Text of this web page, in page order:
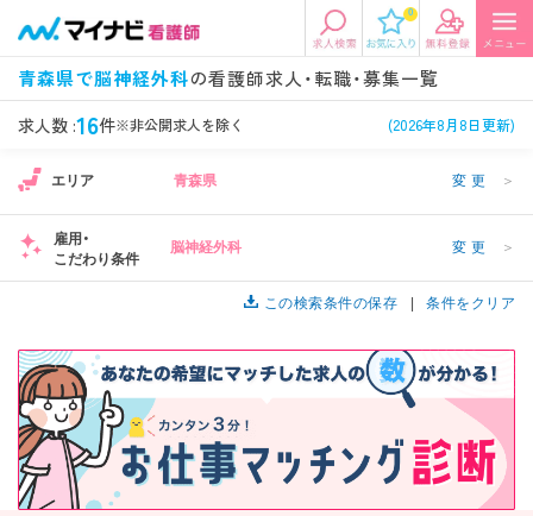
0
青森県で脳神経外科の看護師求人・転職・募集一覧
求人数 :16件※非公開求人を除く (2026年8月8日更新)
エリアから探す
エリアから探す 駅・路線から探す
関東
東海 関西
北海道・東北 中国・四国
九州・沖縄
希望の求人条件を選択
条件項目の選択に戻る
看護師、准看護師など 常勤、夜勤なし可など
施設形態 担当業務
病棟、外来など
診察科目
美容外科、
循環器内科など
こだわり条件
未経験歓迎、
年収
年収500万円以上など
雇用形態
正社員、契約社員など
エリア 青森県 変更 ＞
雇用・
こだわり条件
脳神経外科 変更 ＞
この検索条件の保存 条件をクリア